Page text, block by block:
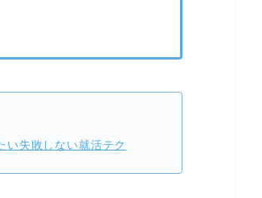
い失敗しない就活テク